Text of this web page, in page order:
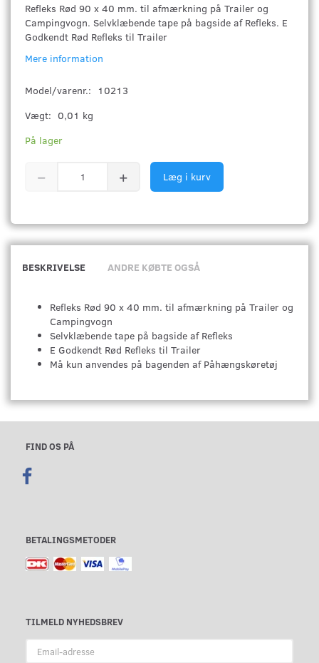
Refleks Rød 90 x 40 mm. til afmærkning på Trailer og
Campingvogn. Selvklæbende tape på bagside af Refleks. E
Godkendt Rød Refleks til Trailer
Mere information
Model/varenr.:
10213
Vægt: 0,01 kg
På lager
Læg i kurv
BESKRIVELSE ANDRE KØBTE OGSÅ
Refleks Rød 90 x 40 mm. til afmærkning på Trailer og
Campingvogn
Selvklæbende tape på bagside af Refleks
E Godkendt Rød Refleks til Trailer
Må kun anvendes på bagenden af Påhængskøretøj
FIND OS PÅ
BETALINGSMETODER
TILMELD NYHEDSBREV
adresse